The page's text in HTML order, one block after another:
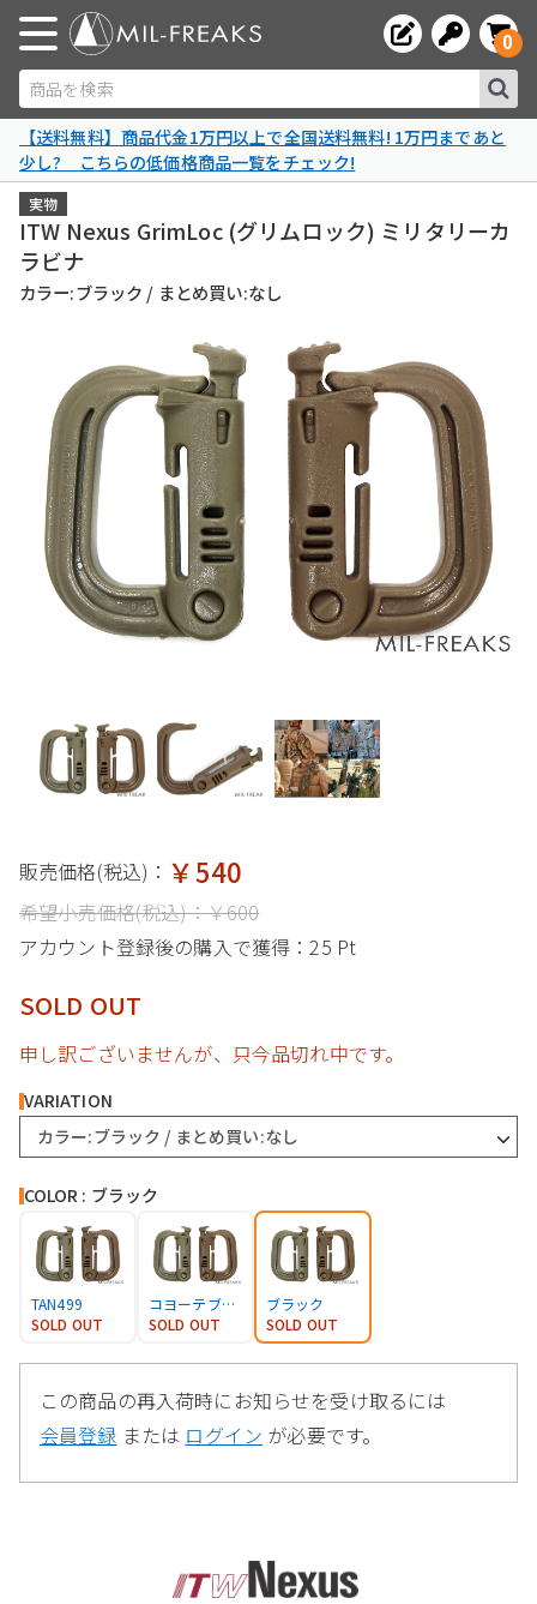
商品を検索
0
【送料無料】商品代金1万円以上で全国送料無料! 1万円まであと
少し? こちらの低価格商品一覧をチェック!
実物
ITW Nexus GrimLoc (グリムロック) ミリタリーカ
ラビナ
カラー:ブラック / まとめ買い:なし
販売価格(税込)： ￥540
希望小売価格(税込)：￥600
アカウント登録後の購入で獲得：25 Pt
SOLD OUT
申し訳ございませんが、只今品切れ中です。
VARIATION
カラー:ブラック / まとめ買い:なし
COLOR : ブラック
TAN499
SOLD OUT
コヨーテブラウン
SOLD OUT
ブラック
SOLD OUT
この商品の再入荷時にお知らせを受け取るには
会員登録 または ログイン が必要です。